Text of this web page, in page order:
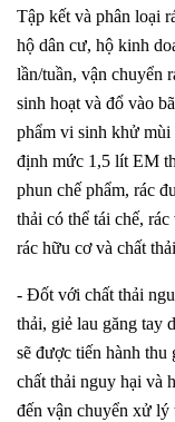
Tập kết và phân loại
hộ dân cư, hộ kinh
lần/tuần, vận chuyển
sinh hoạt và đổ vào
phẩm vi sinh khử
định mức 1,5 lít EM
phun chế phẩm, rác
thải có thể tái chế,
rác hữu cơ và chất
- Đốt với chất thải
thải, giẻ lau găng tay
sẽ được tiến hành
chất thải nguy hại và
đến vận chuyển xử lý